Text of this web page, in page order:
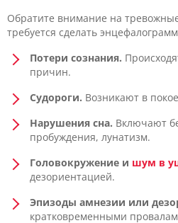
Обратите внимание на
требуется сделать
Потери сознания.
причин.
Судороги. Возникают в
Нарушения сна. Включают
пробуждения, лунатизм.
Головокружение и шум в
дезориентацией.
Эпизоды амнезии или
кратковременными